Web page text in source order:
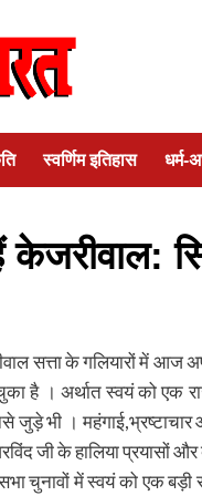
स्वर्णिम इतिहास धर्म-
सत्ता के गलियारों में आज
चुका है । अर्थात स्वयं को
भी । महंगाई,भ्रष्टाचार
जी के हालिया प्रयासों
चुनावों में स्वयं को एक